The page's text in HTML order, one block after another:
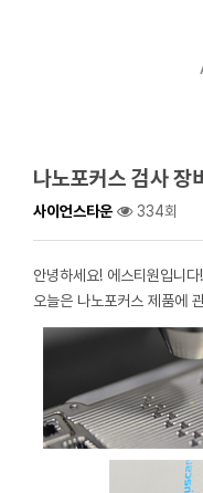
나노포커스 검사 장
사이언스타운 334회
안녕하세요! 에스티원입니다!
오늘은 나노포커스 제품에